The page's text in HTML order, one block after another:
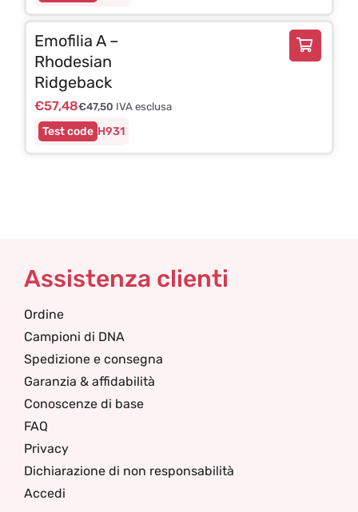
H931
Emofilia A –
Rhodesian
Ridgeback
€57,48€47,50 IVA esclusa
Assistenza clienti
Ordine
Campioni di DNA
Spedizione e consegna
Garanzia & affidabilità
Conoscenze di base
FAQ
Privacy
Dichiarazione di non responsabilità
Accedi